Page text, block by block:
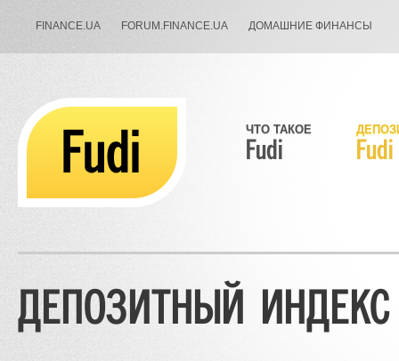
FINANCE.UA FORUM.FINANCE.UA ДОМАШНИЕ ФИНАНСЫ
Fudi ЧТО ТАКОЕ
Fudi Fudi
ДЕПОЗИТНЫЙ ИНДЕКС